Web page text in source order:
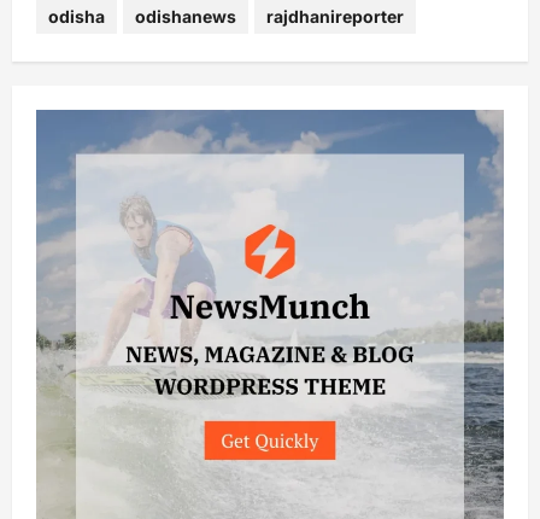
odisha odishanews rajdhanireporter